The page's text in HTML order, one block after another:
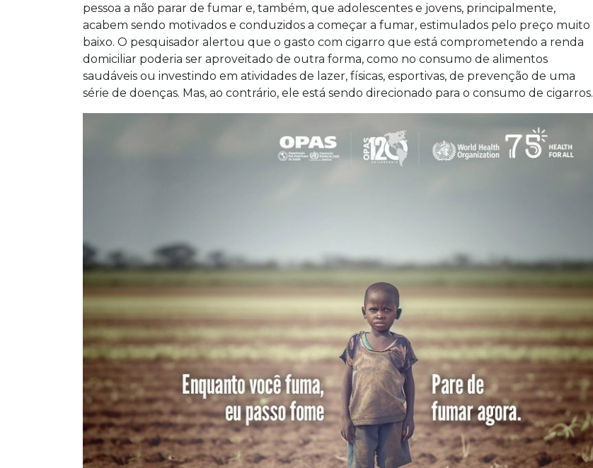
pessoa a não parar de fumar e, também, que adolescentes e jovens, principalmente,
acabem sendo motivados e conduzidos a começar a fumar, estimulados pelo preço muito
baixo. O pesquisador alertou que o gasto com cigarro que está comprometendo a renda
domiciliar poderia ser aproveitado de outra forma, como no consumo de alimentos
saudáveis ou investindo em atividades de lazer, físicas, esportivas, de prevenção de uma
série de doenças. Mas, ao contrário, ele está sendo direcionado para o consumo de cigarros.